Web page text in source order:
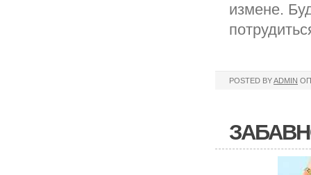
измене.
POSTED BYADMIN